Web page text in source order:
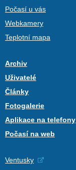
Počasí u vás
Webkamery
Teplotní mapa
Archiv
Uživatelé
Články
Fotogalerie
Aplikace na telefony
Počasí na web
Ventusky